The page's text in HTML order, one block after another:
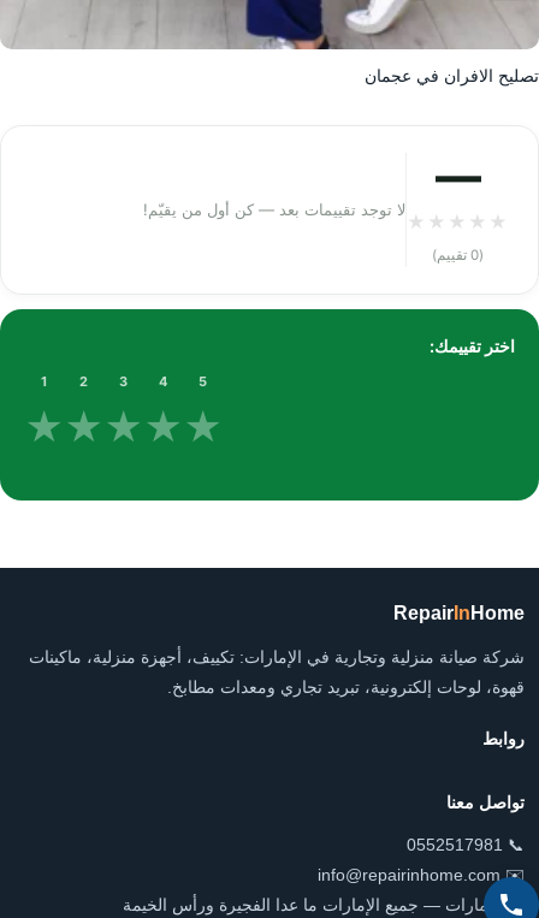
تصليح الافران في عجمان
—
★
★
★
★
★
(0 تقييم)
لا توجد تقييمات بعد — كن أول من يقيّم!
اختر تقييمك:
1
★
2
★
3
★
4
★
5
★
Repair In Home
شركة صيانة منزلية وتجارية في الإمارات: تكييف، أجهزة منزلية، ماكينات
قهوة، لوحات إلكترونية، تبريد تجاري ومعدات مطابخ.
روابط
تواصل معنا
📞 0552517981
✉️ info@repairinhome.com
📍 الإمارات — جميع الإمارات ما عدا الفجيرة ورأس الخيمة